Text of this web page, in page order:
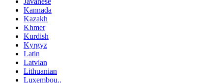
Kannada
Kazakh
Khmer
Kurdish
Kyrgyz
Latin
Latvian
Lithuanian
Luxembou..